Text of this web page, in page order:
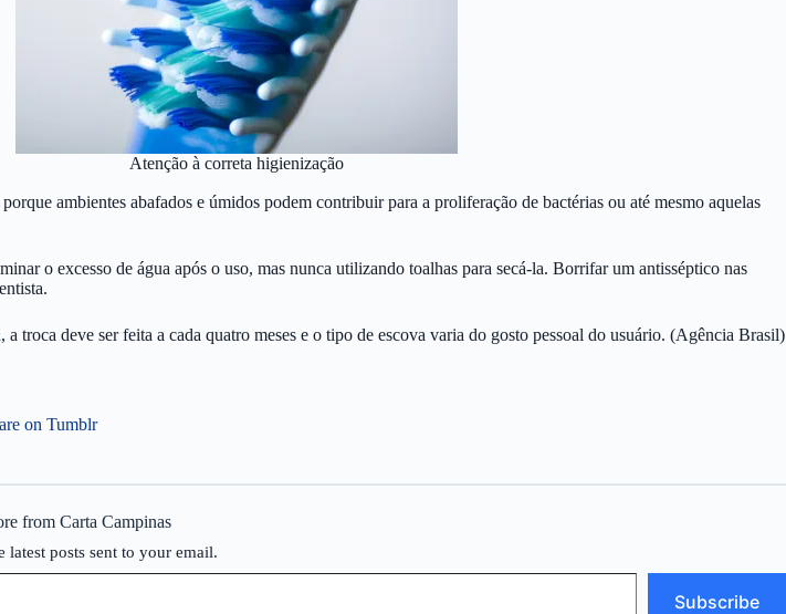
Atenção à correta higienização
ambientes abafados e úmidos podem contribuir para a proliferação de bactérias ou até mesmo aquelas
o excesso de água após o uso, mas nunca utilizando toalhas para secá-la. Borrifar um antisséptico nas
deve ser feita a cada quatro meses e o tipo de escova varia do gosto pessoal do usuário. (Agência Brasil)
on Tumblr
from Carta Campinas
latest posts sent to your email.
Subscribe